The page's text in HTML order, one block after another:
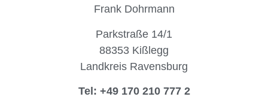
Frank Dohrmann
Parkstraße 14/1
88353 Kißlegg
Landkreis Ravensburg
Tel: +49 170 210 777 2